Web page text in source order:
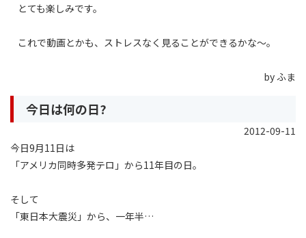
とても楽しみです。
これで動画とかも、ストレスなく見ることができるかな〜。
by ふま
今日は何の日?
2012-09-11
今日9月11日は
「アメリカ同時多発テロ」から11年目の日。
そして
「東日本大震災」から、一年半…